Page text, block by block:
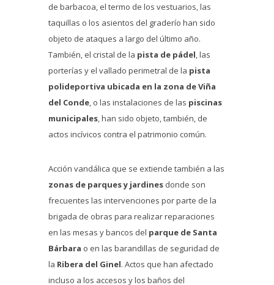
de barbacoa, el termo de los vestuarios, las
taquillas o los asientos del graderío han sido
objeto de ataques a largo del último año.
También, el cristal de la pista de pádel, las
porterías y el vallado perimetral de la pista
polideportiva ubicada en la zona de Viña
del Conde, o las instalaciones de las piscinas
municipales, han sido objeto, también, de
actos incívicos contra el patrimonio común.
Acción vandálica que se extiende también a las
zonas de parques y jardines donde son
frecuentes las intervenciones por parte de la
brigada de obras para realizar reparaciones
en las mesas y bancos del parque de Santa
Bárbara o en las barandillas de seguridad de
la Ribera del Ginel. Actos que han afectado
incluso a los accesos y los baños del